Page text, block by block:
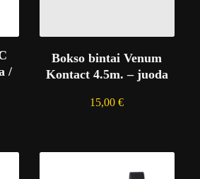
/
Bokso bintai Venum
Kontact 4.5m. – juoda
15,00€